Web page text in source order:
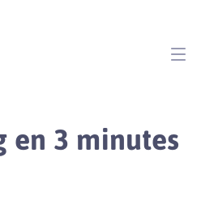
en 3 minutes